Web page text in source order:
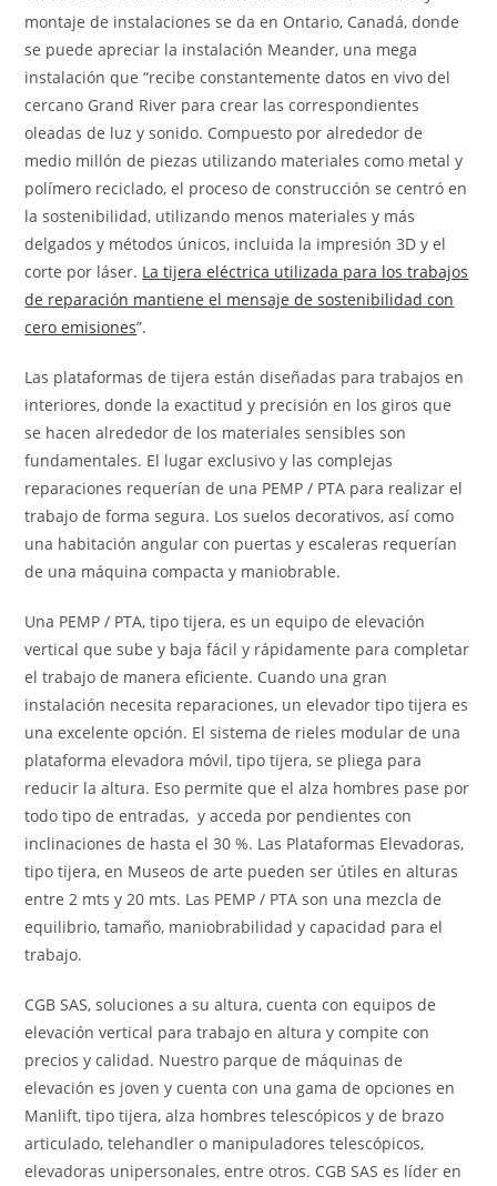
montaje de instalaciones se da en Ontario, Canadá, donde
se puede apreciar la instalación Meander, una mega
instalación que “recibe constantemente datos en vivo del
cercano Grand River para crear las correspondientes
oleadas de luz y sonido. Compuesto por alrededor de
medio millón de piezas utilizando materiales como metal y
polímero reciclado, el proceso de construcción se centró en
la sostenibilidad, utilizando menos materiales y más
delgados y métodos únicos, incluida la impresión 3D y el
corte por láser. La tijera eléctrica utilizada para los trabajos
de reparación mantiene el mensaje de sostenibilidad con
cero emisiones”.
Las plataformas de tijera están diseñadas para trabajos en
interiores, donde la exactitud y precisión en los giros que
se hacen alrededor de los materiales sensibles son
fundamentales. El lugar exclusivo y las complejas
reparaciones requerían de una PEMP / PTA para realizar el
trabajo de forma segura. Los suelos decorativos, así como
una habitación angular con puertas y escaleras requerían
de una máquina compacta y maniobrable.
Una PEMP / PTA, tipo tijera, es un equipo de elevación
vertical que sube y baja fácil y rápidamente para completar
el trabajo de manera eficiente. Cuando una gran
instalación necesita reparaciones, un elevador tipo tijera es
una excelente opción. El sistema de rieles modular de una
plataforma elevadora móvil, tipo tijera, se pliega para
reducir la altura. Eso permite que el alza hombres pase por
todo tipo de entradas, y acceda por pendientes con
inclinaciones de hasta el 30 %. Las Plataformas Elevadoras,
tipo tijera, en Museos de arte pueden ser útiles en alturas
entre 2 mts y 20 mts. Las PEMP / PTA son una mezcla de
equilibrio, tamaño, maniobrabilidad y capacidad para el
trabajo.
CGB SAS, soluciones a su altura, cuenta con equipos de
elevación vertical para trabajo en altura y compite con
precios y calidad. Nuestro parque de máquinas de
elevación es joven y cuenta con una gama de opciones en
Manlift, tipo tijera, alza hombres telescópicos y de brazo
articulado, telehandler o manipuladores telescópicos,
elevadoras unipersonales, entre otros. CGB SAS es líder en